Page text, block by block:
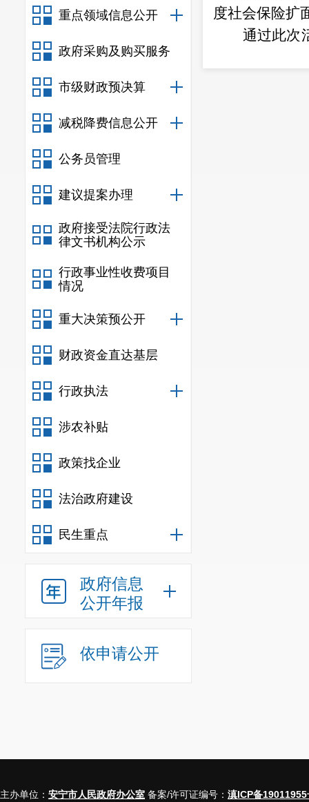
重点领域信息公开
政府采购及购买服务
市级财政预决算
减税降费信息公开
公务员管理
建议提案办理
政府接受法院行政法
律文书机构公示
行政事业性收费项目
情况
重大决策预公开
财政资金直达基层
行政执法
涉农补贴
政策找企业
法治政府建设
民生重点
政府信息
公开年报
依申请公开
度社会保险扩
通过此次
主办单位： 安宁市人民政府办公室 备案/许可证编号： 滇ICP备